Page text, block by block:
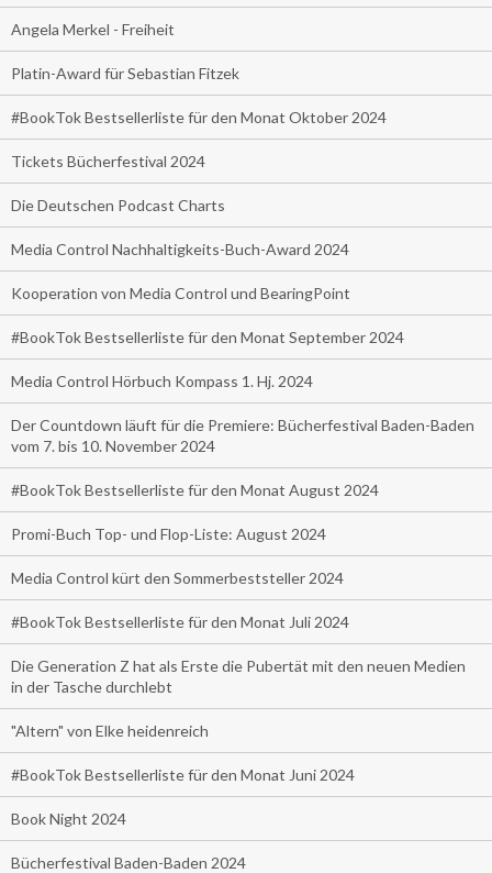
Angela Merkel - Freiheit
Platin-Award für Sebastian Fitzek
#BookTok Bestsellerliste für den Monat Oktober 2024
Tickets Bücherfestival 2024
Die Deutschen Podcast Charts
Media Control Nachhaltigkeits-Buch-Award 2024
Kooperation von Media Control und BearingPoint
#BookTok Bestsellerliste für den Monat September 2024
Media Control Hörbuch Kompass 1. Hj. 2024
Der Countdown läuft für die Premiere: Bücherfestival Baden-Baden
vom 7. bis 10. November 2024
#BookTok Bestsellerliste für den Monat August 2024
Promi-Buch Top- und Flop-Liste: August 2024
Media Control kürt den Sommerbeststeller 2024
#BookTok Bestsellerliste für den Monat Juli 2024
Die Generation Z hat als Erste die Pubertät mit den neuen Medien
in der Tasche durchlebt
"Altern" von Elke heidenreich
#BookTok Bestsellerliste für den Monat Juni 2024
Book Night 2024
Bücherfestival Baden-Baden 2024